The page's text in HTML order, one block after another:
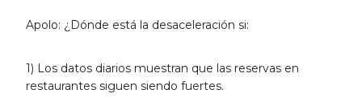
Apolo: ¿Dónde está la desaceleración si:
1) Los datos diarios muestran que las reservas en
restaurantes siguen siendo fuertes.